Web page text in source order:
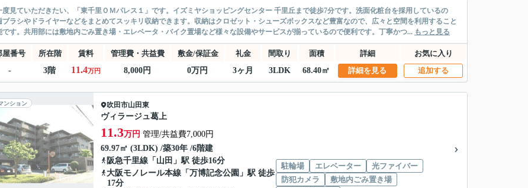
度見ていただきたい、「東千里ＯＭパレス１」です。イズミヤショッピングセンター 千里丘まで徒歩7分です。洗面化粧台を採用しているの
ブラシやドライヤーなどをまとめてスッキリ収納できます。収納はクロゼット・シューズボックスなど豊富なので、広々と空間を利用すること
です。共用部には敷地内ごみ置き場・エレベータ・バイク置場など様々な設備やサービスが揃っているので便利です。丁寧かつ... もっと見る
屋番号 所在階 賃料 管理費・共益費 敷金/保証金 礼金 間取り 面積 詳細
お気に入り
-
3階 11.4万円 8,000円 0万円 3ヶ月 3LDK 68.40㎡ 詳細を見る 追加する
ンション 吹田市山田東
ヴィラージュ葛上
11.3万円 管理/共益費7,000円
69.97㎡ (3LDK) /築30年 /6階建
阪急千里線 「 山田 」駅 徒歩16分
大阪モノレール本線 「 万博記念公園 」駅 徒歩
17分
駐輪場 エレベーター
光ファイバー
防犯カメラ
敷地内ごみ置き場